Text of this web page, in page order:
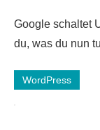
Google schaltet
du, was du nun
WordPress